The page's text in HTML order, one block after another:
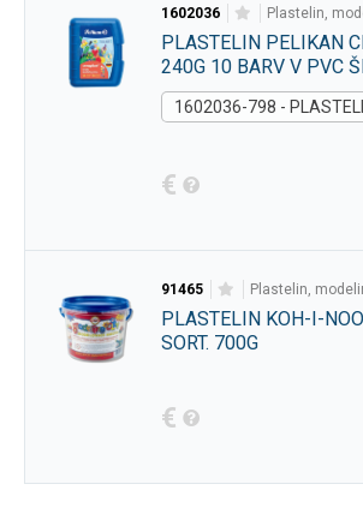
1602036 plastelin,
PLASTELIN PELIKAN
240G 10 BARV V PVC
1602036-798 -
€
91465 plastelin,
PLASTELIN KOH-I-
SORT. 700G
€